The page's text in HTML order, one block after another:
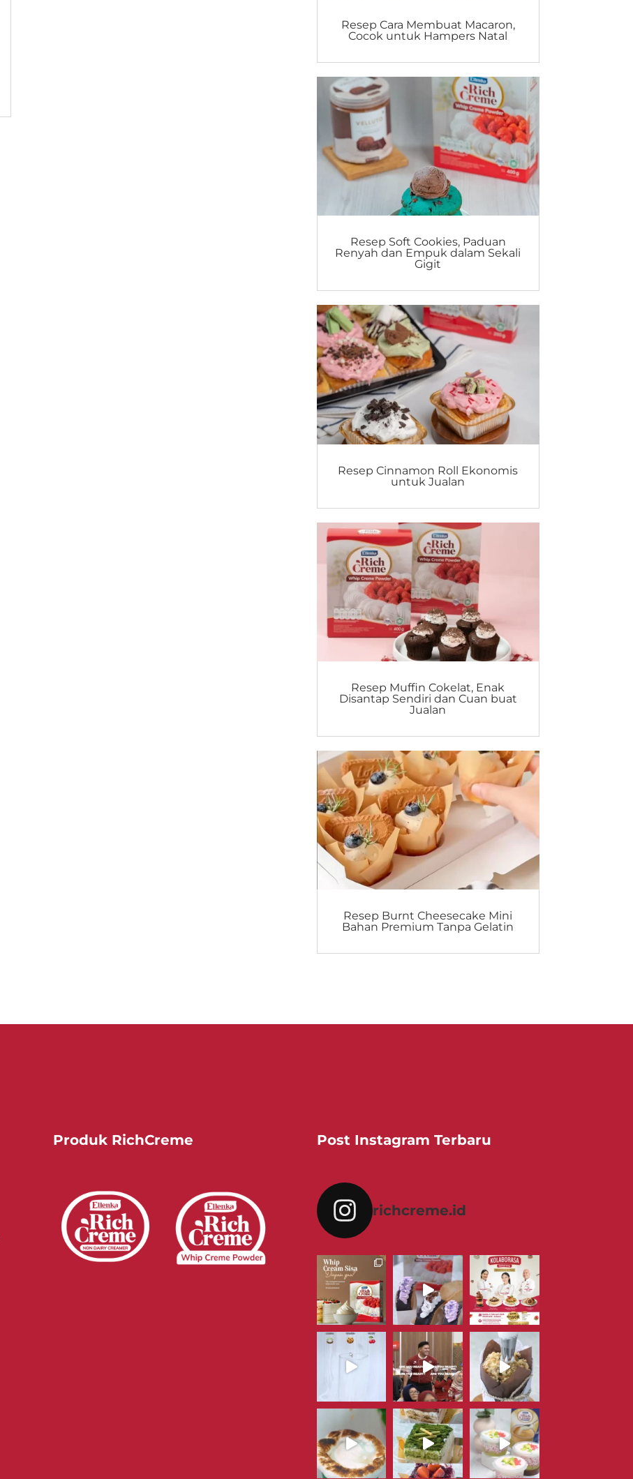
Resep Cara Membuat Macaron,
Cocok untuk Hampers Natal
Resep Soft Cookies, Paduan
Renyah dan Empuk dalam Sekali
Gigit
Resep Cinnamon Roll Ekonomis
untuk Jualan
Resep Muffin Cokelat, Enak
Disantap Sendiri dan Cuan buat
Jualan
Resep Burnt Cheesecake Mini
Bahan Premium Tanpa Gelatin
Produk RichCreme Post Instagram Terbaru
richcreme.id